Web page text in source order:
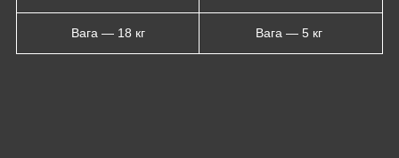
Вага — 18 кг Вага — 5 кг